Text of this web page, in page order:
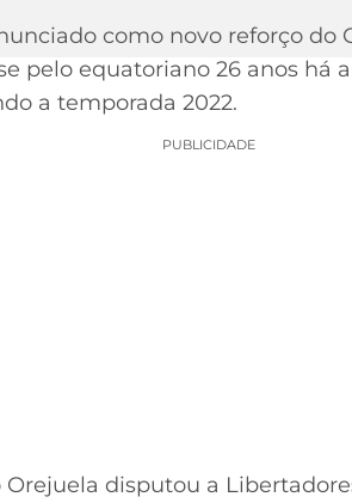
como novo reforço do
pelo equatoriano 26 anos
a temporada 2022.
PUBLICIDADE
disputou a